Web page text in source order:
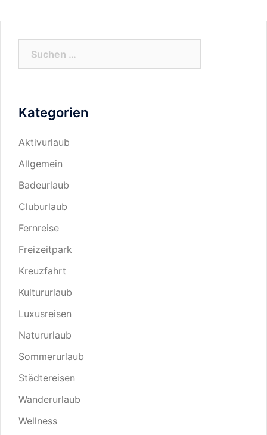
Kategorien
Aktivurlaub
Allgemein
Badeurlaub
Cluburlaub
Fernreise
Freizeitpark
Kreuzfahrt
Kultururlaub
Luxusreisen
Natururlaub
Sommerurlaub
Städtereisen
Wanderurlaub
Wellness